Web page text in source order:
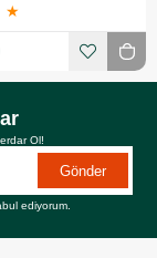
★
Ol!
Gönder
ediyorum.